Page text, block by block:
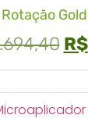
Gold
R$